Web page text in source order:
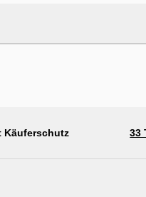
Käuferschutz 33